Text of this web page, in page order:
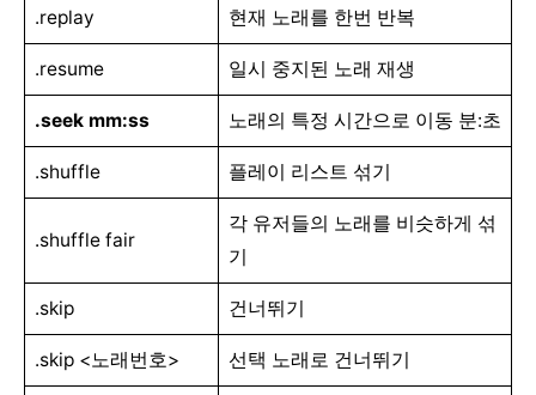
.replay 현재 노래를 한번 반복
.resume 일시 중지된 노래 재생
.seek mm:ss 노래의 특정 시간으로 이동 분:초
.shuffle 플레이 리스트 섞기
.shuffle fair
각 유저들의 노래를 비슷하게 섞
기
.skip 건너뛰기
.skip <노래번호> 선택 노래로 건너뛰기